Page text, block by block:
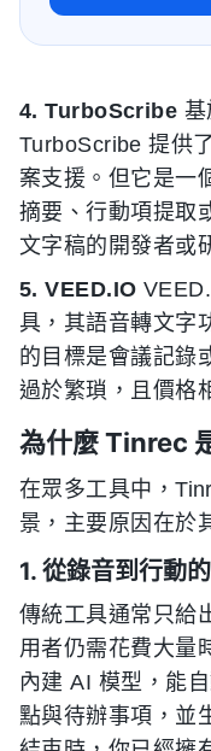
4. TurboScribe 基
TurboScribe 提供
案支援。但它是一
摘要、行動項提取
文字稿的開發者或
5. VEED.IO
具，其語音轉文字
的目標是會議記錄
過於繁瑣，且價格
為什麼 Tinrec
在眾多工具中，
景，主要原因在於
1. 從錄音到行動
傳統工具通常只給
用者仍需花費大量
內建 AI 模型，能
點與待辦事項，並